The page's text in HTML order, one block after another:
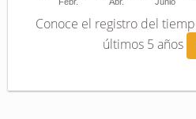
Conoce el registro del
últimos 5 años